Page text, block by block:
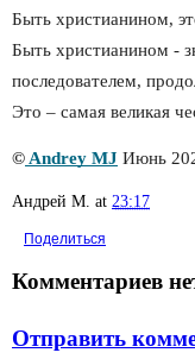
Быть христианином,
Быть христианином -
последователем,
Это – самая великая
© Andrey MJ Июнь
Андрей М. at 23:17
Поделиться
Комментариев
Отправить